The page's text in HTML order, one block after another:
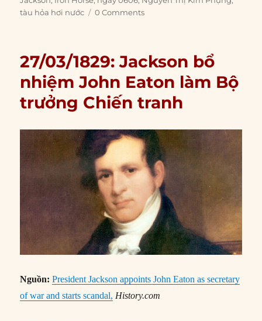
tàu hỏa hơi nước
0 Comments
27/03/1829: Jackson bổ
nhiệm John Eaton làm Bộ
trưởng Chiến tranh
Nguồn: President Jackson appoints John Eaton as secretary
of war and starts scandal, History.com